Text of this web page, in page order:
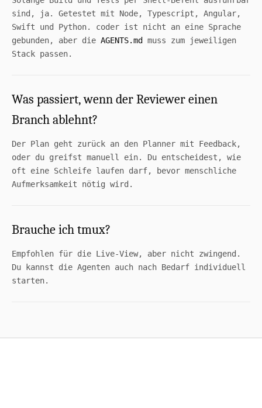
sind, ja. Getestet mit Node, Typescript, Angular,
Swift und Python. coder ist nicht an eine Sprache
gebunden, aber die AGENTS.md
muss zum jeweiligen
Stack passen.
Was passiert, wenn der Reviewer einen
Branch ablehnt?
Der Plan geht zurück an den Planner mit Feedback,
oder du greifst manuell ein. Du entscheidest, wie
oft eine Schleife laufen darf, bevor menschliche
Aufmerksamkeit nötig wird.
Brauche ich tmux?
Empfohlen für die Live-View, aber nicht zwingend.
Du kannst die Agenten auch nach Bedarf individuell
starten.